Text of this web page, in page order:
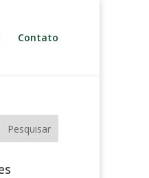
Contato